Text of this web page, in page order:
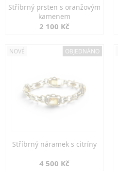
Stříbrný prsten s oranžovým
kamenem
2 100 Kč
NOVÉ OBJEDNÁNO
Stříbrný náramek s citríny
4 500 Kč